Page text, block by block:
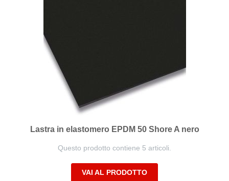
Lastra in elastomero EPDM 50 Shore A nero
Questo prodotto contiene 5 articoli.
VAI AL PRODOTTO